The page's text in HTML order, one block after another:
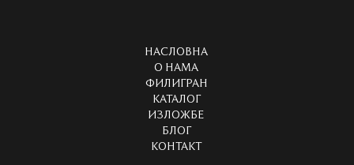
НАСЛОВНА
О НАМА
ФИЛИГРАН
КАТАЛОГ
ИЗЛОЖБЕ
БЛОГ
КОНТАКТ